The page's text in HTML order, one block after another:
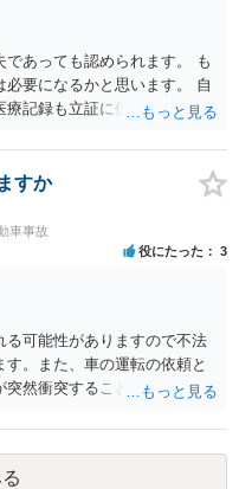
あっても認められます。 も
要になるかと思います。 自
記録も立証に使えるかと思
すか
車事故
役にたった 3
る可能性がありますので不法
。また、車の運転の依頼と
突然衝突することは予見がで
上の理由から支払義務は否
てください。